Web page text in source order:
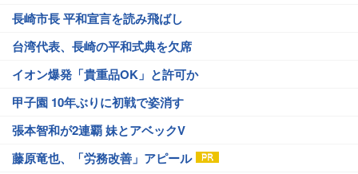
長崎市長 平和宣言を読み飛ばし
台湾代表、長崎の平和式典を欠席
イオン爆発「貴重品OK」と許可か
甲子園 10年ぶりに初戦で姿消す
張本智和が2連覇 妹とアベックV
藤原竜也、「労務改善」アピール